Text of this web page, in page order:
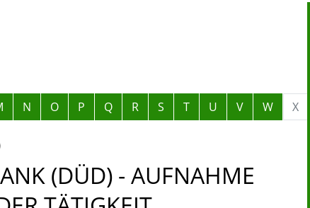
N O P Q R S T U V W X
(DÜD) - AUFNAHME